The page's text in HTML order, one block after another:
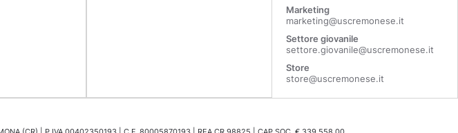
Marketing
marketing@uscremonese.it
Settore giovanile
settore.giovanile@uscremonese.it
Store
store@uscremonese.it